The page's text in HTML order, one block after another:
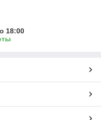
18:00